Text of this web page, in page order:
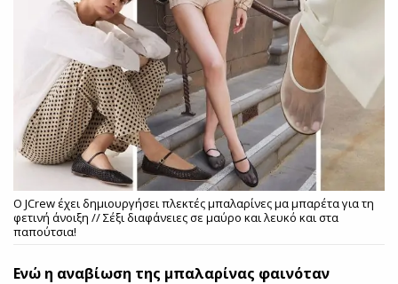
Ο JCrew έχει δημιουργήσει πλεκτές μπαλαρίνες μα μπαρέτα για τη
φετινή άνοιξη // Σέξι διαφάνειες σε μαύρο και λευκό και στα
παπούτσια!
Ενώ η αναβίωση της μπαλαρίνας φαινόταν